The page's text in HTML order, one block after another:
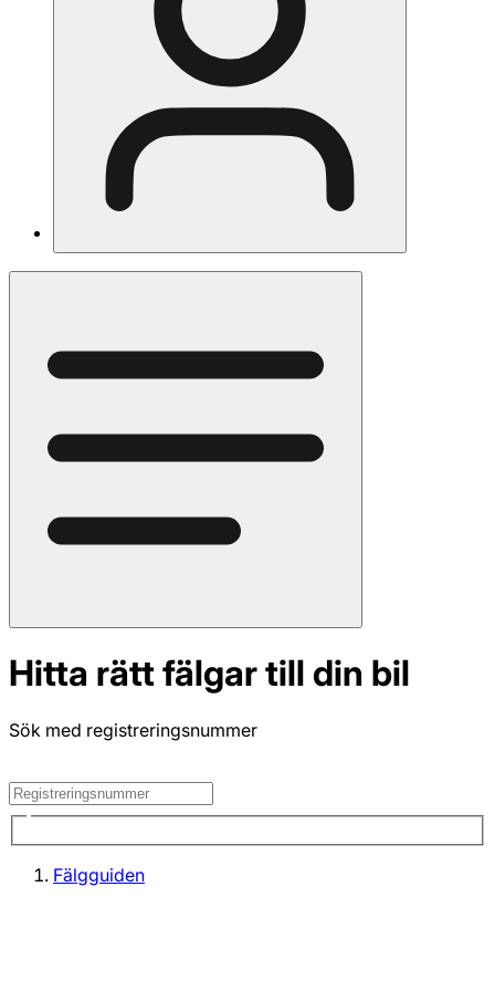
Hitta rätt fälgar till din bil
Sök med registreringsnummer
Fälgguiden